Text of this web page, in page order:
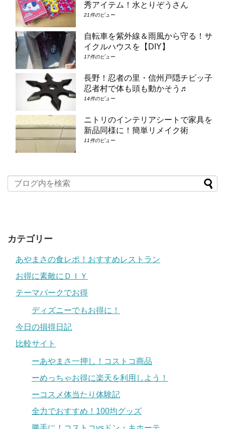
秀アイテム！水とりぞうさん
21件のビュー
自転車を紫外線＆雨風から守る！サ
イクルハウスを【DIY】
17件のビュー
長野！忍者の里・信州戸隠チビッ子
忍者村で体も頭も動かそう♬
14件のビュー
ニトリのインテリアシートで家具を
新品同様に！簡単リメイク術
11件のビュー
カテゴリー
あやまさの食レポ！おすすめレストラン
お得に素敵にＤＩＹ
テーマパークでお得
ディズニーでもお得に！
今日の損得日記
比較サイト
ーあやまさ一押し！コストコ商品
ーめっちゃお得に楽天を利用しよう！
ーコスメ体当たり体験記
全力でおすすめ！100均グッズ